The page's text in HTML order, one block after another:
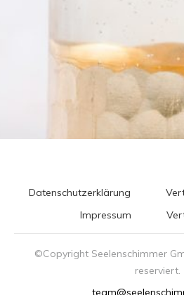
Datenschutzerklärung
Impressum
©Copyright Seelenschimmer
reserviert.